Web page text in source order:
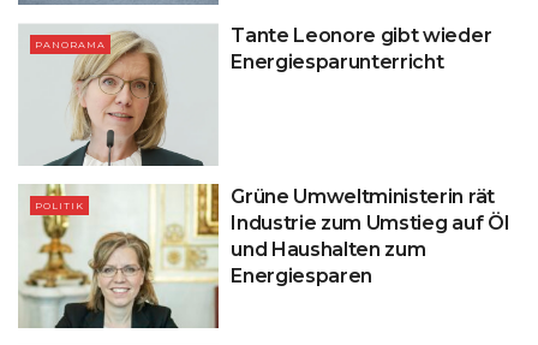
PANORAMA
Tante Leonore gibt wieder
Energiesparunterricht
POLITIK
Grüne Umweltministerin rät
Industrie zum Umstieg auf Öl
und Haushalten zum
Energiesparen